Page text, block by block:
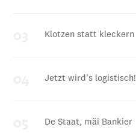
Klotzen statt kleckern
Jetzt wird’s logistisch!
De Staat, mäi Bankier